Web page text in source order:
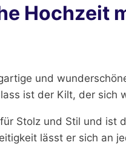
Hochzeit
und
ist der Kilt, der
Stolz und Stil und ist
lässt er sich an